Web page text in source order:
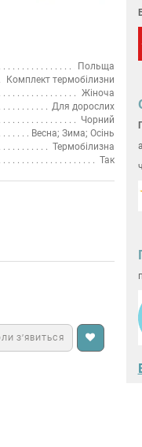
Польща
Комплект термобілизни
Жіноча
Для дорослих
Чорний
Весна; Зима; Осінь
Термобілизна
Так
З’ЯВИТЬСЯ